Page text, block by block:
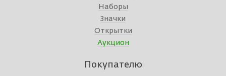
Наборы
Значки
Открытки
Аукцион
Покупателю